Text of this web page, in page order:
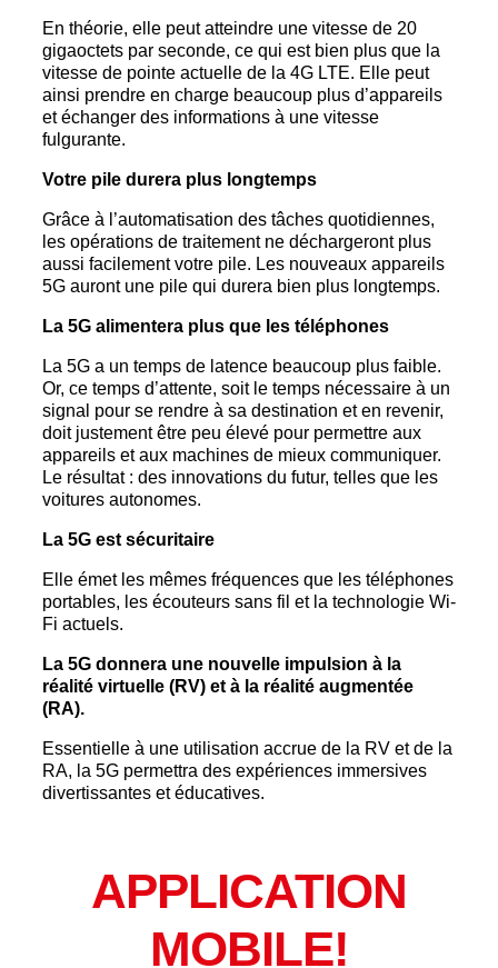
En théorie, elle peut atteindre une vitesse de 20
gigaoctets par seconde, ce qui est bien plus que la
vitesse de pointe actuelle de la 4G LTE. Elle peut
ainsi prendre en charge beaucoup plus d’appareils
et échanger des informations à une vitesse
fulgurante.
Votre pile durera plus longtemps
Grâce à l’automatisation des tâches quotidiennes,
les opérations de traitement ne déchargeront plus
aussi facilement votre pile. Les nouveaux appareils
5G auront une pile qui durera bien plus longtemps.
La 5G alimentera plus que les téléphones
La 5G a un temps de latence beaucoup plus faible.
Or, ce temps d’attente, soit le temps nécessaire à un
signal pour se rendre à sa destination et en revenir,
doit justement être peu élevé pour permettre aux
appareils et aux machines de mieux communiquer.
Le résultat : des innovations du futur, telles que les
voitures autonomes.
La 5G est sécuritaire
Elle émet les mêmes fréquences que les téléphones
portables, les écouteurs sans fil et la technologie Wi-
Fi actuels.
La 5G donnera une nouvelle impulsion à la
réalité virtuelle (RV) et à la réalité augmentée
(RA).
Essentielle à une utilisation accrue de la RV et de la
RA, la 5G permettra des expériences immersives
divertissantes et éducatives.
APPLICATION
MOBILE!